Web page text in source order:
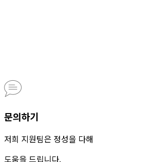
문의하기
저희 지원팀은 정성을 다해
도움을 드립니다.